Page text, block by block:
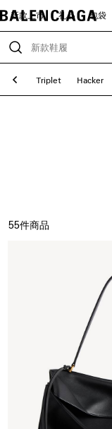
新款上市 礼品 包袋
XX Triplet Hacker
55件商品